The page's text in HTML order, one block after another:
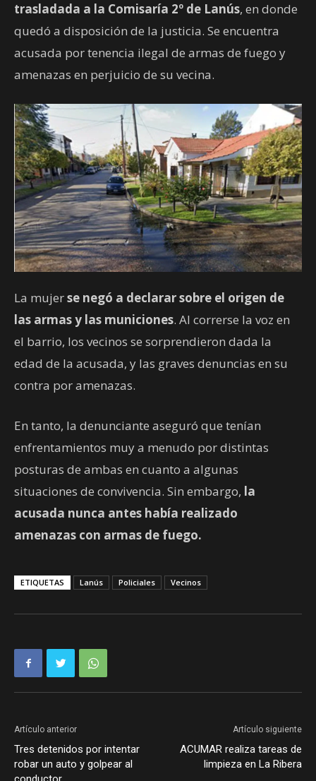
trasladada a la Comisaría 2º de Lanús, en donde
quedó a disposición de la justicia. Se encuentra
acusada por tenencia ilegal de armas de fuego y
amenazas en perjuicio de su vecina.
La mujerse negó a declarar sobre el origen de
las armas y las municiones. Al correrse la voz en
el barrio, los vecinos se sorprendieron dada la
edad de la acusada, y las graves denuncias en su
contra por amenazas.
En tanto, la denunciante aseguró que tenían
enfrentamientos muy a menudo por distintas
posturas de ambas en cuanto a algunas
situaciones de convivencia. Sin embargo, la
acusada nunca antes había realizado
amenazas con armas de fuego.
ETIQUETAS Lanús Policiales Vecinos
Artículo anterior
Tres detenidos por intentar
robar un auto y golpear al
Artículo siguiente
ACUMAR realiza tareas de
limpieza en La Ribera